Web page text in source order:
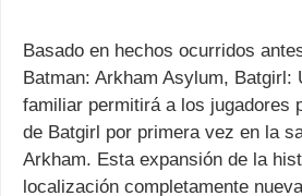
Basado en hechos ocurridos
Batman: Arkham Asylum, Batgirl:
familiar permitirá a los jugadores
de Batgirl por primera vez en la
Arkham. Esta expansión de la
localización completamente